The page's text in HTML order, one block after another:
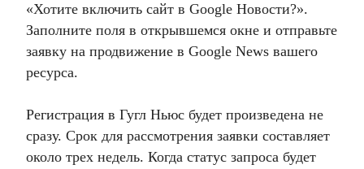
«Хотите включить сайт в Google Новости?».
Заполните поля в открывшемся окне и отправьте
заявку на продвижение в Google News вашего
ресурса.
Регистрация в Гугл Ньюс будет произведена не
сразу. Срок для рассмотрения заявки составляет
около трех недель. Когда статус запроса будет